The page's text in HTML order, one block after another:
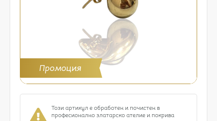
Промоция
Този артикул е обработен и почистен в
професионално златарско ателие и покрива